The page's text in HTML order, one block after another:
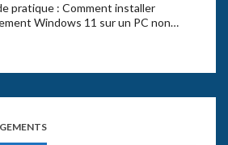
pratique : Comment installer
Windows 11 sur un PC non…